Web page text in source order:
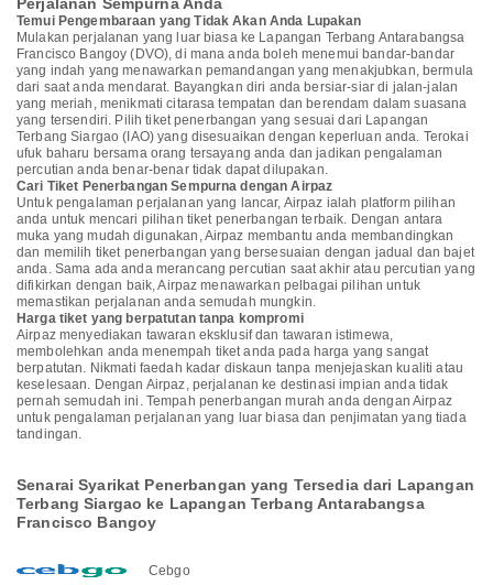
Temui Pengembaraan yang Tidak Akan Anda Lupakan
Mulakan perjalanan yang luar biasa ke Lapangan Terbang Antarabangsa
Francisco Bangoy (DVO), di mana anda boleh menemui bandar-bandar
yang indah yang menawarkan pemandangan yang menakjubkan, bermula
dari saat anda mendarat. Bayangkan diri anda bersiar-siar di jalan-jalan
yang meriah, menikmati citarasa tempatan dan berendam dalam suasana
yang tersendiri. Pilih tiket penerbangan yang sesuai dari Lapangan
Terbang Siargao (IAO) yang disesuaikan dengan keperluan anda. Terokai
ufuk baharu bersama orang tersayang anda dan jadikan pengalaman
percutian anda benar-benar tidak dapat dilupakan.
Cari Tiket Penerbangan Sempurna dengan Airpaz
Untuk pengalaman perjalanan yang lancar, Airpaz ialah platform pilihan
anda untuk mencari pilihan tiket penerbangan terbaik. Dengan antara
muka yang mudah digunakan, Airpaz membantu anda membandingkan
dan memilih tiket penerbangan yang bersesuaian dengan jadual dan bajet
anda. Sama ada anda merancang percutian saat akhir atau percutian yang
difikirkan dengan baik, Airpaz menawarkan pelbagai pilihan untuk
memastikan perjalanan anda semudah mungkin.
Harga tiket yang berpatutan tanpa kompromi
Airpaz menyediakan tawaran eksklusif dan tawaran istimewa,
membolehkan anda menempah tiket anda pada harga yang sangat
berpatutan. Nikmati faedah kadar diskaun tanpa menjejaskan kualiti atau
keselesaan. Dengan Airpaz, perjalanan ke destinasi impian anda tidak
pernah semudah ini. Tempah penerbangan murah anda dengan Airpaz
untuk pengalaman perjalanan yang luar biasa dan penjimatan yang tiada
tandingan.
Senarai Syarikat Penerbangan yang Tersedia dari Lapangan
Terbang Siargao ke Lapangan Terbang Antarabangsa
Francisco Bangoy
Cebgo